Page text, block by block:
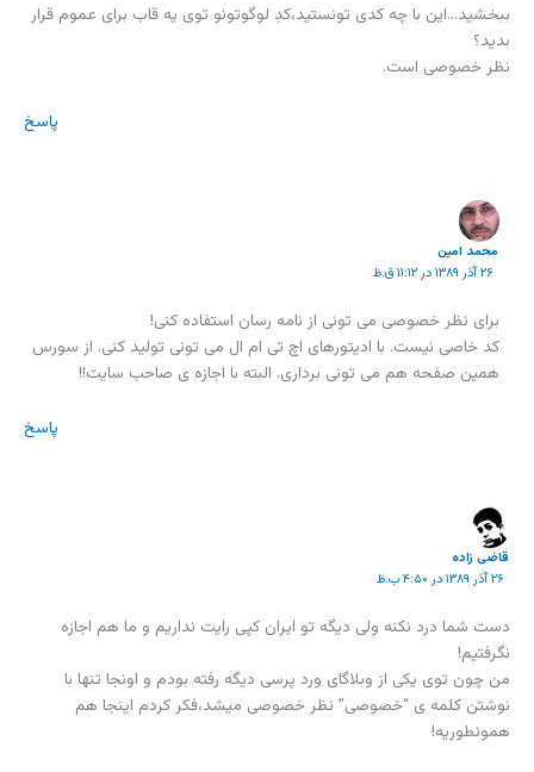
ببخشید…این با چه کدی تونستید،کدِ لوگوتونو توی یه قاب برای عموم قرار
بدید؟
نظر خصوصی است.
پاسخ
محمد امين
۲۶ آذر ۱۳۸۹ در ۱۱:۱۲ ق.ظ
برای نظر خصوصی می تونی از نامه رسان استفاده کنی!
کد خاصی نیست. با ادیتورهای اچ تی ام ال می تونی تولید کنی. از سورس
همین صفحه هم می تونی برداری. البته با اجازه ی صاحب سایت!!
پاسخ
قاضی زاده
۲۶ آذر ۱۳۸۹ در ۴:۵۰ ب.ظ
دست شما درد نکنه ولی دیگه تو ایران کپی رایت نداریم و ما هم اجازه
نگرفتیم!
من چون توی یکی از وبلاگای ورد پرسی دیگه رفته بودم و اونجا تنها با
نوشتن کلمه ی “خصوصی” نظر خصوصی میشد،فکر کردم اینجا هم
همونطوریه!